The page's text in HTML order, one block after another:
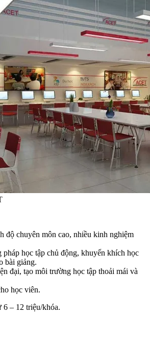
độ chuyên môn cao, nhiều kinh nghiệm
học tập chủ động, khuyến khích học
bài giảng.
đại, tạo môi trường học tập thoải mái và
học viên.
6 – 12 triệu/khóa.